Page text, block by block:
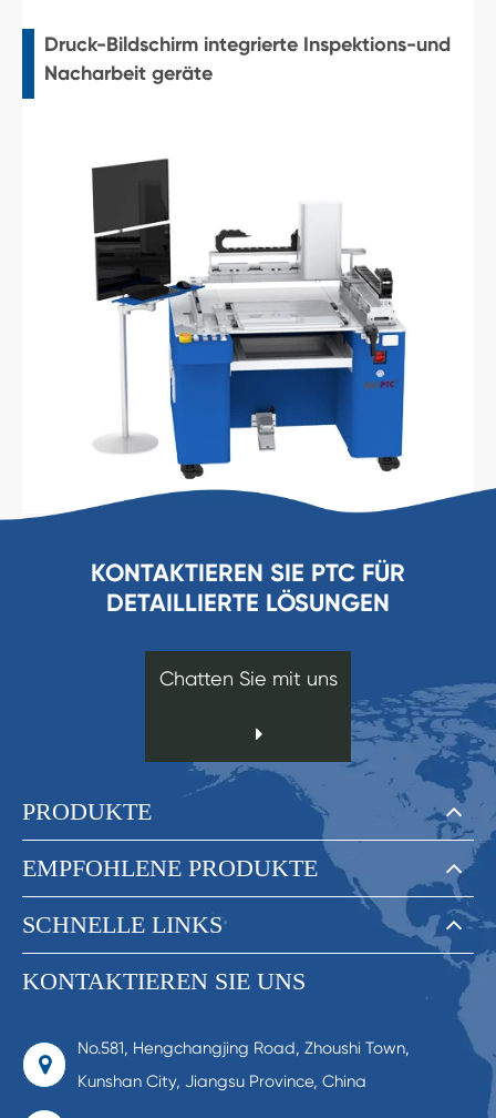
Druck-Bildschirm integrierte Inspektions-und
Nacharbeit geräte
KONTAKTIEREN SIE PTC FÜR
DETAILLIERTE LÖSUNGEN
Chatten Sie mit uns
PRODUKTE
EMPFOHLENE PRODUKTE
SCHNELLE LINKS
KONTAKTIEREN SIE UNS
No.581, Hengchangjing Road, Zhoushi Town,
Kunshan City, Jiangsu Province, China